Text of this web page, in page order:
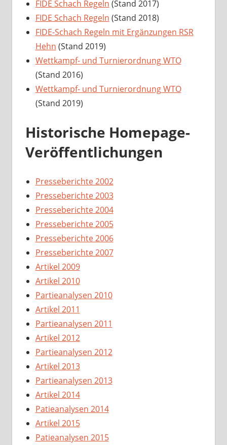
FIDE Schach Regeln (Stand 2017)
FIDE Schach Regeln (Stand 2018)
FIDE-Schach Regeln mit Ergänzungen RSR
Hehn (Stand 2019)
Wettkampf- und Turnierordnung WTO
(Stand 2016)
Wettkampf- und Turnierordnung WTO
(Stand 2019)
Historische Homepage-
Veröffentlichungen
Presseberichte 2002
Presseberichte 2003
Presseberichte 2004
Presseberichte 2005
Presseberichte 2006
Presseberichte 2007
Artikel 2009
Artikel 2010
Partieanalysen 2010
Artikel 2011
Partieanalysen 2011
Artikel 2012
Partieanalysen 2012
Artikel 2013
Partieanalysen 2013
Artikel 2014
Patieanalysen 2014
Artikel 2015
Patieanalysen 2015